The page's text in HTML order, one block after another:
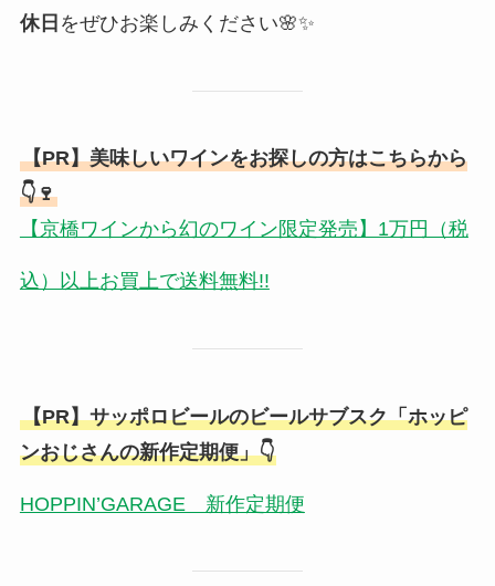
休日 をぜひお楽しみください🌸✨
【PR】美味しいワインをお探しの方はこちらから
👇🍷
【京橋ワインから幻のワイン限定発売】1万円（税
込）以上お買上で送料無料!!
【PR】サッポロビールのビールサブスク「ホッピ
ンおじさんの新作定期便」👇
HOPPIN’GARAGE 新作定期便